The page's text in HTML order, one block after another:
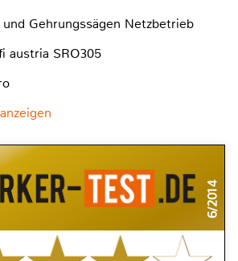
und Gehrungssägen Netzbetrieb
austria SRO305
6/2014